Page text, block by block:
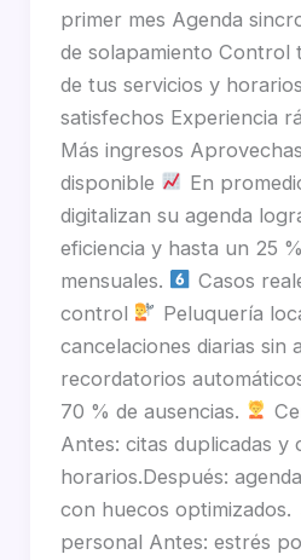
primer mes Agenda
de solapamiento Control
de tus servicios y
satisfechos Experiencia
Más ingresos
disponible
En
digitalizan su agenda
eficiencia y hasta un 25
mensuales.
Casos
control
Peluquería
cancelaciones diarias sin
recordatorios
70 % de ausencias.
Antes: citas duplicadas y
horarios.Después:
con huecos optimizados.
personal Antes: estrés